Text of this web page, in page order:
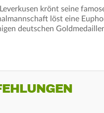
krönt seine
löst eine
deutschen